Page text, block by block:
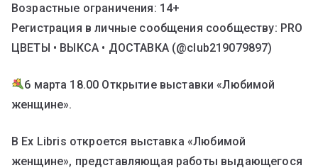
Возрастные ограничения: 14+
Регистрация в личные сообщения сообществу: PRO
ЦВЕТЫ • ВЫКСА • ДОСТАВКА (@club219079897)
6 марта 18.00 Открытие выставки «Любимой
женщине».
В Ex Libris откроется выставка «Любимой
женщине», представляющая работы выдающегося